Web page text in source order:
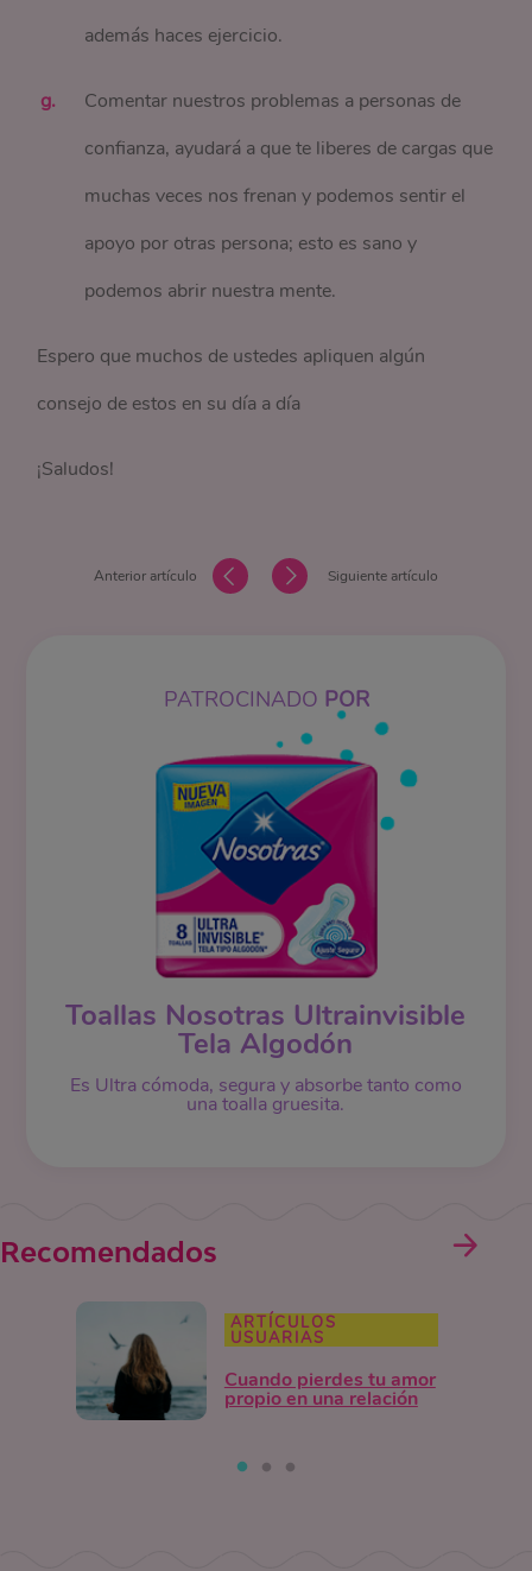
además haces ejercicio.
Comentar nuestros problemas a personas de
confianza, ayudará a que te liberes de cargas que
muchas veces nos frenan y podemos sentir el
apoyo por otras persona; esto es sano y
podemos abrir nuestra mente.
Espero que muchos de ustedes apliquen algún
consejo de estos en su día a día
¡Saludos!
Anterior artículo Siguiente artículo
PATROCINADO POR
Toallas Nosotras Ultrainvisible
Tela Algodón
Es Ultra cómoda, segura y absorbe tanto como
una toalla gruesita.
Recomendados
ARTÍCULOS
USUARIAS
Cuando pierdes tu amor
propio en una relación